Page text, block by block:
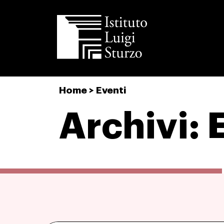
Istituto
Luigi
Home > Eventi
Archivi: